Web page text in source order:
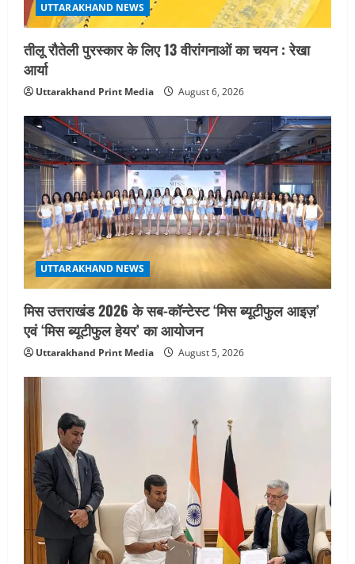
UTTARAKHAND NEWS
तीलू रौतेली पुरस्कार के लिए 13 वीरांगनाओं का चयन : रेखा
आर्या
Uttarakhand Print Media August 6, 2026
UTTARAKHAND NEWS
मिस उत्तराखंड 2026 के सब-कॉन्टेस्ट ‘मिस ब्यूटीफुल आइज़’
एवं ‘मिस ब्यूटीफुल हेयर’ का आयोजन
Uttarakhand Print Media August 5, 2026